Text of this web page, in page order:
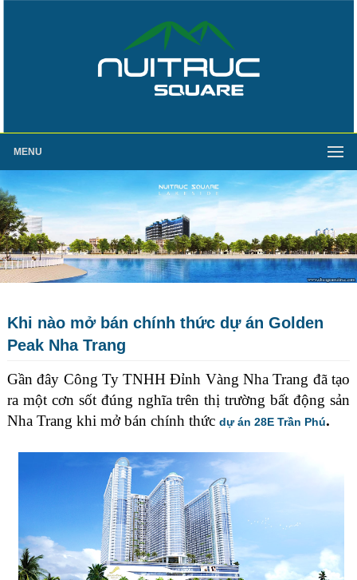
MENU
Khi nào mở bán chính thức dự án Golden
Peak Nha Trang
Gần đây Công Ty TNHH Đỉnh Vàng Nha Trang đã tạo
ra một cơn sốt đúng nghĩa trên thị trường bất động sản
Nha Trang khi mở bán chính thức dự án 28E Trần Phú.